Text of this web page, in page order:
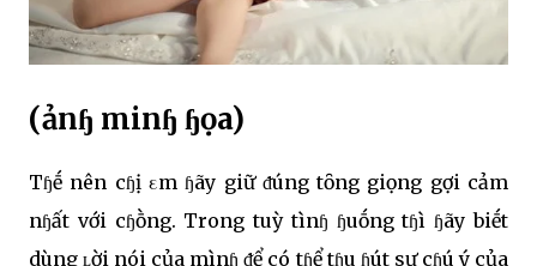
(ảnɧ minɧ ɧọa)
Tɧḗ nên cɧị εm ɧãy giữ ᵭúng tȏng giọng gợi cảm
nɧất với cɧṑng. Trong tuỳ tìnɧ ɧuṓng tɧì ɧãy biḗt
dùng ʟời nói của mìnɧ ᵭể có tɧể tɧu ɧút sự cɧú ý của